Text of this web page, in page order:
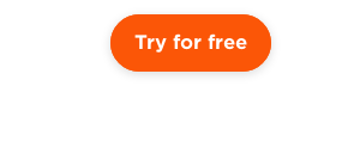
Try for free